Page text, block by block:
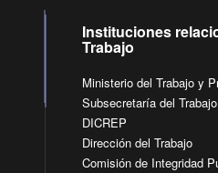
Instituciones
Trabajo
Ministerio del Trabajo y
Subsecretaría del Trabajo
DICREP
Dirección del Trabajo
Comisión de Integridad